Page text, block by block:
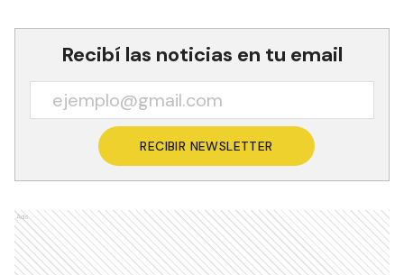
Recibí las noticias en tu email
RECIBIR NEWSLETTER
Ads